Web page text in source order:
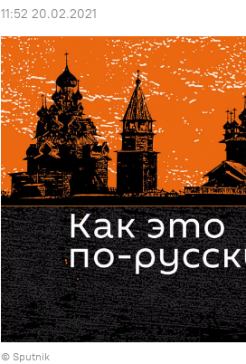
11:52 20.02.2021
© Sputnik